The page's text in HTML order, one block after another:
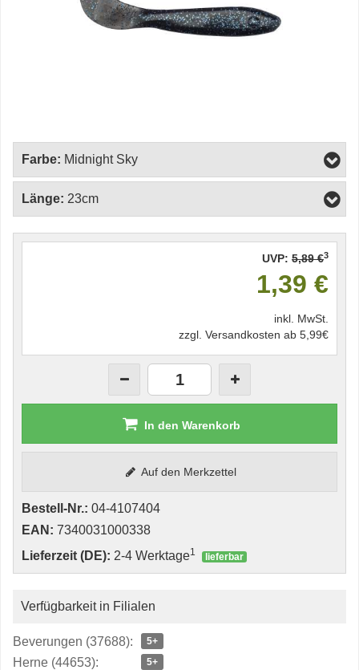
Farbe: Midnight Sky
Länge: 23cm
UVP: 5,89 €3
1,39 €
inkl. MwSt.
zzgl. Versandkosten ab 5,99€
In den Warenkorb
Auf den Merkzettel
Bestell-Nr.: 04-4107404
EAN: 7340031000338
Lieferzeit (DE): 2-4 Werktage1 lieferbar
Verfügbarkeit in Filialen
Beverungen (37688): 5+
Herne (44653): 5+